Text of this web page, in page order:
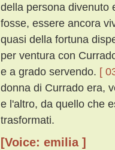
della persona divenuto
fosse, essere ancora
quasi della fortuna
per ventura con
e a grado servendo. [
donna di Currado era,
e l'altro, da quello che
trasformati.
[Voice: emilia ]